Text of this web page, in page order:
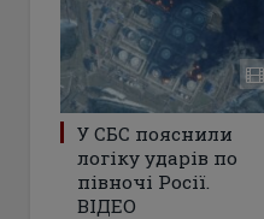
У СБС пояснили
логіку ударів по
півночі Росії.
ВІДЕО